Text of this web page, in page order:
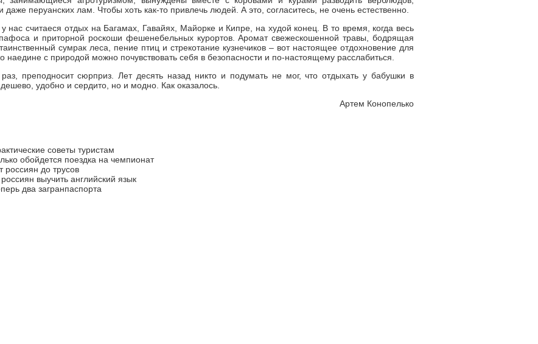
даже перуанских лам. Чтобы хоть как-то привлечь людей. А это, согласитесь, не очень естественно.
нас считаеся отдых на Багамах, Гавайях, Майорке и Кипре, на худой конец. В то время, когда весь
и приторной роскоши фешенебельных курортов. Аромат свежескошенной травы, бодрящая
сумрак леса, пение птиц и стрекотание кузнечиков – вот настоящее отдохновение для
наедине с природой можно почувствовать себя в безопасности и по-настоящему расслабиться.
преподносит сюрприз. Лет десять назад никто и подумать не мог, что отдыхать у бабушки в
удобно и сердито, но и модно. Как оказалось.
Артем Конопелько
советы туристам
обойдется поездка на чемпионат
россиян до трусов
выучить английский язык
два загранпаспорта